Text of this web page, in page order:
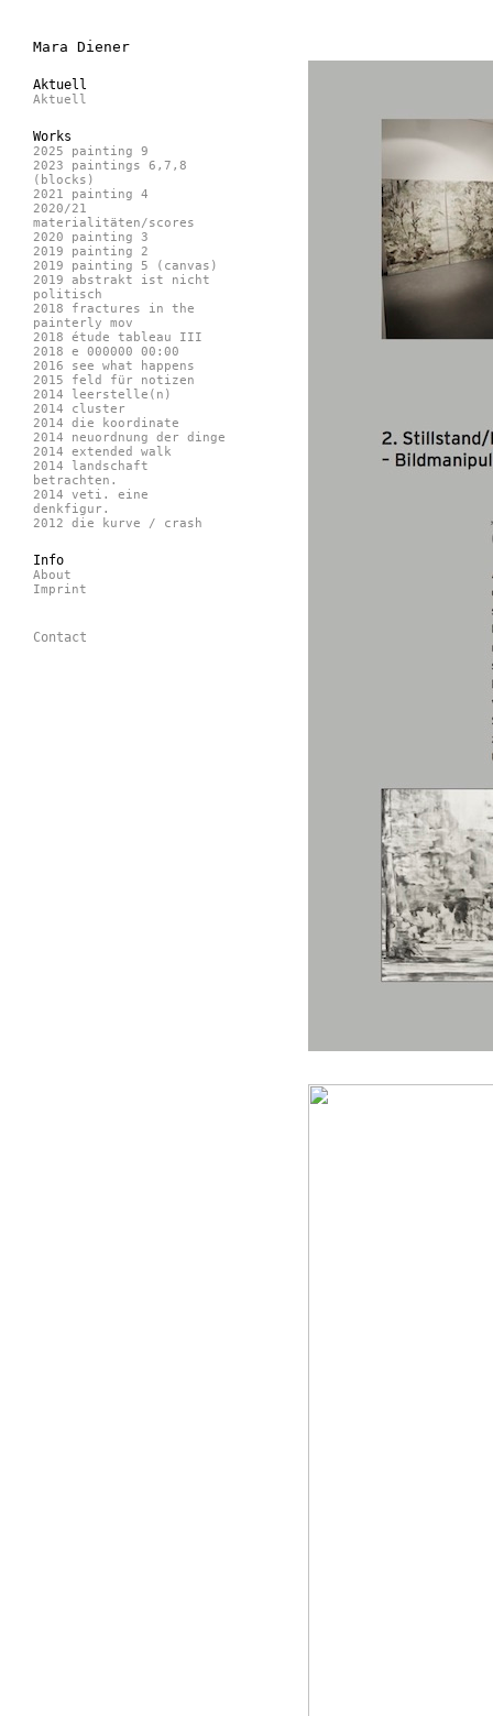
Mara Diener
Aktuell
Aktuell
Works
2025 painting 9
2023 paintings 6,7,8
(blocks)
2021 painting 4
2020/21
materialitäten/scores
2020 painting 3
2019 painting 2
2019 painting 5 (canvas)
2019 abstrakt ist nicht
politisch
2018 fractures in the
painterly mov
2018 étude tableau III
2018 e 000000 00:00
2016 see what happens
2015 feld für notizen
2014 leerstelle(n)
2014 cluster
2014 die koordinate
2014 neuordnung der dinge
2014 extended walk
2014 landschaft
betrachten.
2014 veti. eine
denkfigur.
2012 die kurve / crash
Info
About
Imprint
Contact